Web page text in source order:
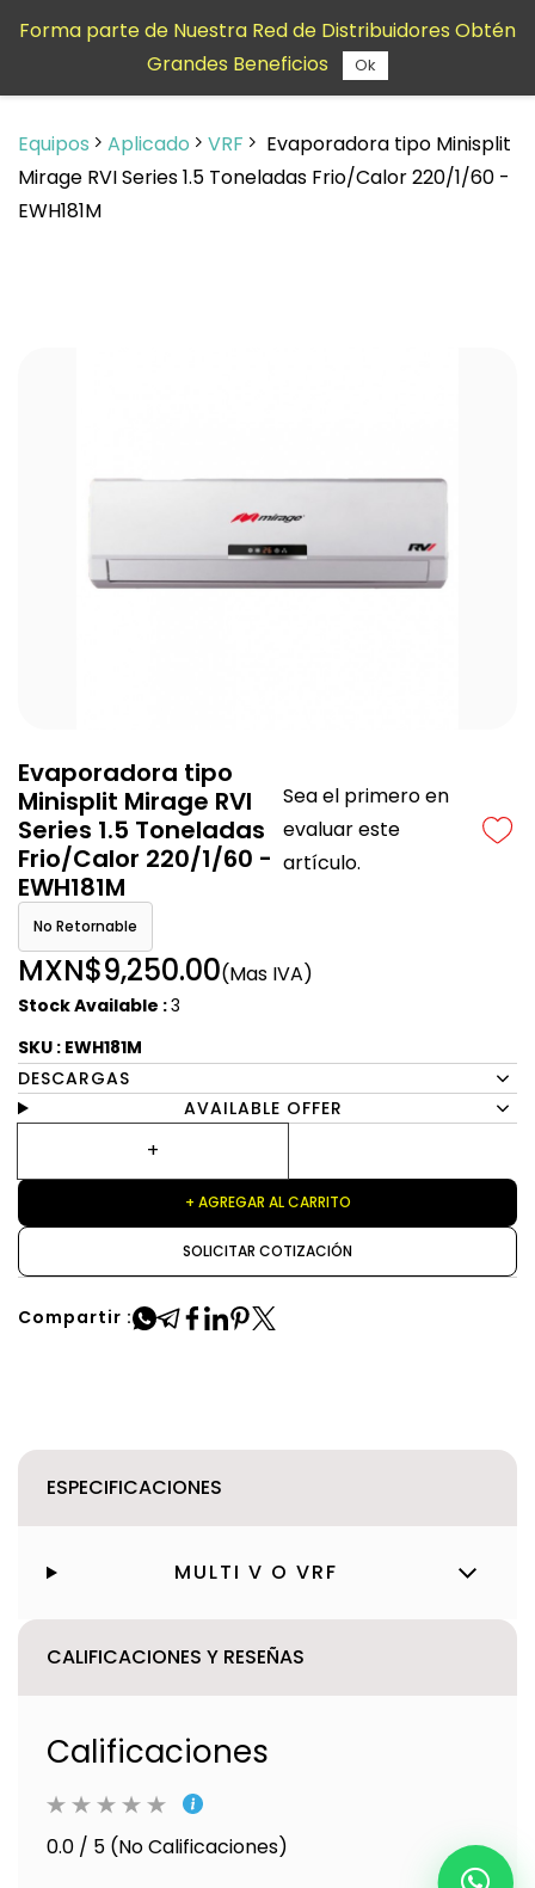
contenido
Equipos Aplicado VRF
Evaporadora tipo Minisplit
Mirage RVI Series 1.5 Toneladas Frio/Calor 220/1/60 -
EWH181M
Evaporadora tipo
Minisplit Mirage RVI
Series 1.5 Toneladas
Frio/Calor 220/1/60 -
EWH181M
Sea el primero en
evaluar este
artículo.
No Retornable
MXN$9,250.00(Mas IVA)
Stock Available :3
SKU : EWH181M
DESCARGAS
AVAILABLE OFFER
+ AGREGAR AL CARRITO
SOLICITAR COTIZACIÓN
Compartir :
ESPECIFICACIONES
MULTI V O VRF
CALIFICACIONES Y RESEÑAS
Calificaciones
0.0 / 5 (No Calificaciones)
Forma parte de Nuestra Red de Distribuidores Obtén
Grandes Beneficios
Ok